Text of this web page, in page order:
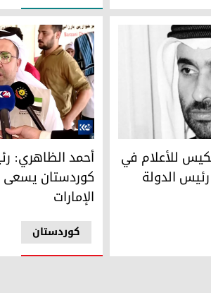
للأعلام في الإمارات بعد وفاة أخ رئيس
للأعلام في
الدولة
أحمد الظاهري:
کوردستان
أحمد الظاهري:
كوردستان يسعى
الإمارات